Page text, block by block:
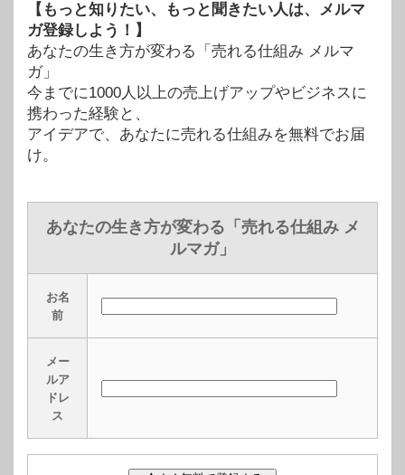
【もっと知りたい、もっと聞きたい人は、メルマ
ガ登録しよう！】
あなたの生き方が変わる「売れる仕組み メルマ
ガ」
今までに1000人以上の売上げアップやビジネスに
携わった経験と、
アイデアで、あなたに売れる仕組みを無料でお届
け。
あなたの生き方が変わる「売れる仕組み メ
ルマガ」
お名
前
メー
ルア
ドレ
ス